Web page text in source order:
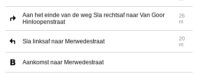
Aan het einde van de weg Sla rechtsaf naar Van Goor
Hinloopenstraat
26
m
Sla linksaf naar Merwedestraat
20
m
Aankomst naar Merwedestraat